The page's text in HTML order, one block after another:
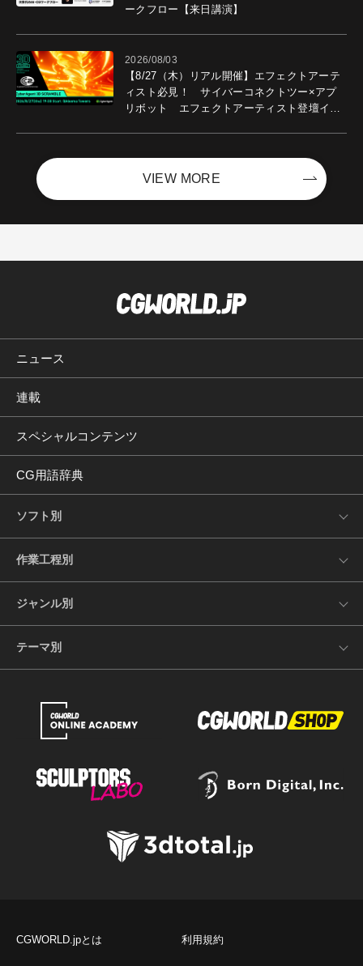
ークフロー【来日講演】
2026/08/03
【8/27（木）リアル開催】エフェクトアーテ
ィスト必見！ サイバーコネクトツー×アプ
リボット エフェクトアーティスト登壇イベ
VIEW MORE
ニュース
連載
スペシャルコンテンツ
CG用語辞典
ソフト別
作業工程別
ジャンル別
テーマ別
CGWORLD.jpとは 利用規約